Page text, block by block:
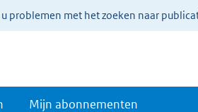
problemen met het zoeken naar
Mijn abonnementen